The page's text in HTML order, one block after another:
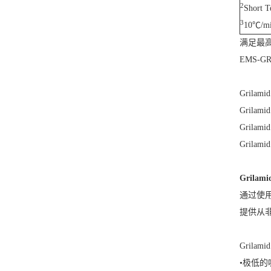
2Short
310℃/
满足最
EMS-
通过使
提供从
•极低